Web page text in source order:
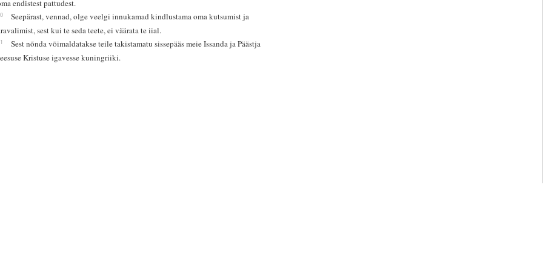
endistest pattudest.
Seepärast, vennad, olge veelgi innukamad kindlustama oma kutsumist ja
sest kui te seda teete, ei väärata te iial.
Sest nõnda võimaldatakse teile takistamatu sissepääs meie Issanda ja Päästja
Kristuse igavesse kuningriiki.